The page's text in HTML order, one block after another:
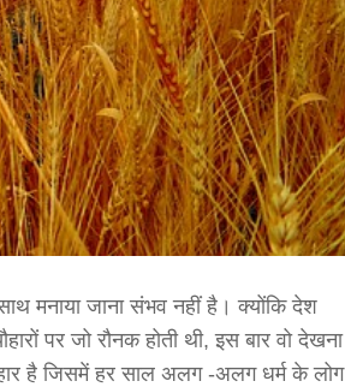
मनाया जाना संभव नहीं है। क्योंकि देश
पर जो रौनक होती थी, इस बार वो देखना
है जिसमें हर साल अलग -अलग धर्म के लोग